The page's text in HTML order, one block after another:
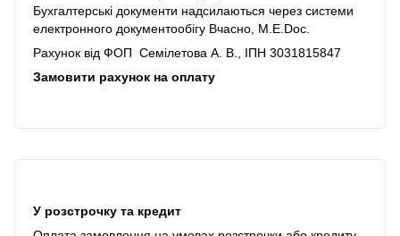
Бухгалтерські документи надсилаються через системи
електронного документообігу Вчасно, M.E.Doc.
Рахунок від ФОП Семілетова А. В., ІПН 3031815847
Замовити рахунок на оплату
У розстрочку та кредит